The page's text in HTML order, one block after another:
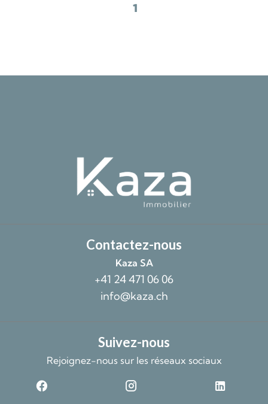
1
Contactez-nous
Kaza SA
+41 24 471 06 06
info@kaza.ch
Suivez-nous
Rejoignez-nous sur les réseaux sociaux